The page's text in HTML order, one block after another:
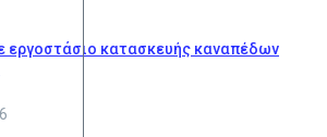
εργοστάσιο κατασκευής καναπέδων